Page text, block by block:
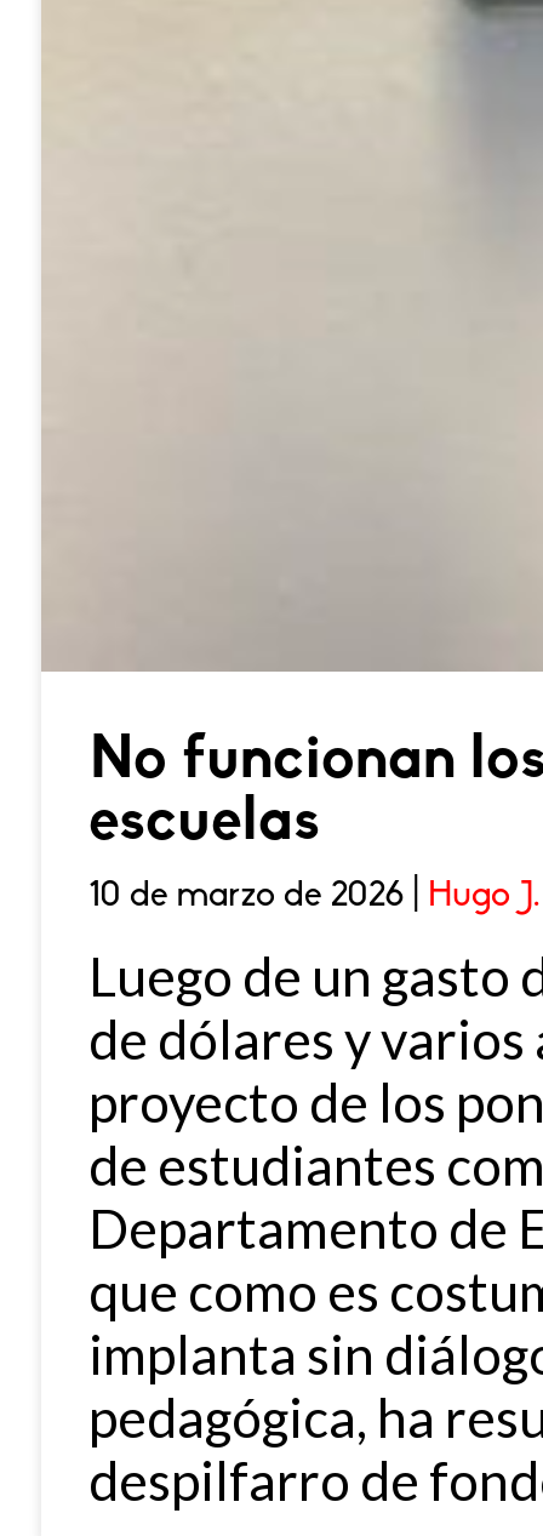
No funcionan
escuelas
10 de marzo de 2026 | Hugo
Luego de un gasto
de dólares y varios
proyecto de los
de estudiantes
Departamento de
que como es
implanta sin
pedagógica, ha
despilfarro de